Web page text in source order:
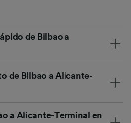
de Bilbao a
de Bilbao a Alicante-
a Alicante-Terminal en